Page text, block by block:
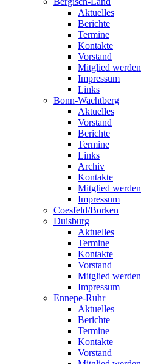
Aktuelles
Berichte
Termine
Kontakte
Vorstand
Mitglied werden
Impressum
Links
Bonn-Wachtberg
Aktuelles
Vorstand
Berichte
Termine
Links
Archiv
Kontakte
Mitglied werden
Impressum
Coesfeld/Borken
Duisburg
Aktuelles
Termine
Kontakte
Vorstand
Mitglied werden
Impressum
Ennepe-Ruhr
Aktuelles
Berichte
Termine
Kontakte
Vorstand